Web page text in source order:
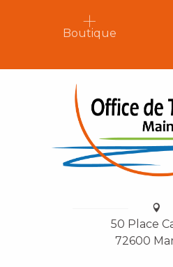
Boutique
50 Place
72600